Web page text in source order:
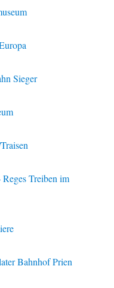
Sieger
Treiben im
Bahnhof Prien